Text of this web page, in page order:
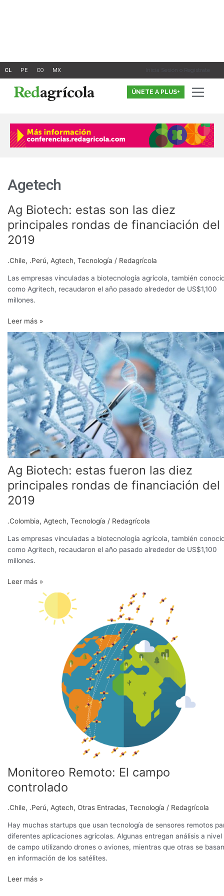
Inicia Sesión o Registrate
ÚNETE A PLUS+
Agetech
Ag Biotech: estas son las diez
principales rondas de financiación del
2019
.Chile, .Perú, Agtech, Tecnología / Redagrícola
Las empresas vinculadas a biotecnología agrícola, también
como Agritech, recaudaron el año pasado alrededor de US$1,100
millones.
Ag
Biotech:
estas
son
diez
principales
de
del
Leer más »
Ag Biotech: estas fueron las diez
principales rondas de financiación del
2019
.Colombia, Agtech, Tecnología / Redagrícola
Las empresas vinculadas a biotecnología agrícola, también
como Agritech, recaudaron el año pasado alrededor de US$1,100
millones.
Ag
Biotech:
estas
fueron
las
diez
principales
rondas
de
financiación
del
2019
Leer más »
Monitoreo Remoto: El campo
controlado
.Chile, .Perú, Agtech, Otras Entradas, Tecnología / Redagrícola
Hay muchas startups que usan tecnología de sensores remotos
diferentes aplicaciones agrícolas. Algunas entregan análisis a nivel
de campo utilizando drones o aviones, mientras que otras se basan
en información de los satélites.
Leer más »